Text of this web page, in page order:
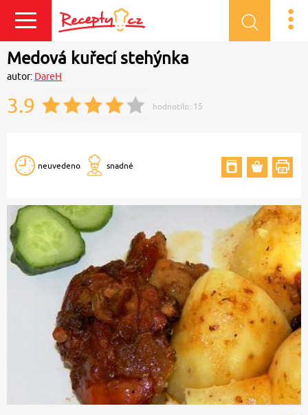
Přihlásit se
Medová kuřecí stehýnka
autor: DareH
3.9 hodnotilo: 15
neuvedeno snadné